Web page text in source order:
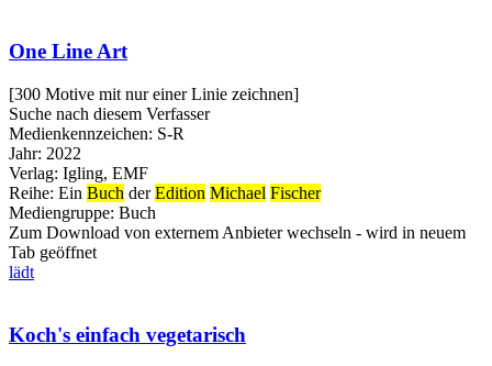
One Line Art
[300 Motive mit nur einer Linie zeichnen]
Suche nach diesem Verfasser
Medienkennzeichen: S-R
Jahr: 2022
Verlag: Igling, EMF
Reihe: Ein Buch derEdition Michael Fischer
Mediengruppe: Buch
Zum Download von externem Anbieter wechseln - wird in neuem
Tab geöffnet
lädt
Koch's einfach vegetarisch